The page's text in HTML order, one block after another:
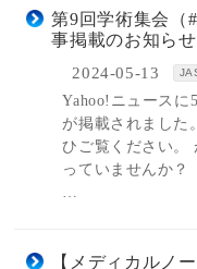
第9回学術集会（
事掲載のお知らせ
2024-05-13
Yahoo!ニュースに
が掲載されました
ひご覧ください。
っていませんか
…
【メディカルノ